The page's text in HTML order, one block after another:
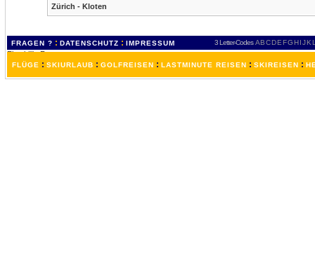
Zürich - Kloten
FRAGEN ? : DATENSCHUTZ : IMPRESSUM 3 Letter-Codes ABCDEFGH IJKL
FLÜGE : SKIURLAUB : GOLFREISEN : LASTMINUTE REISEN : SKIREISEN :